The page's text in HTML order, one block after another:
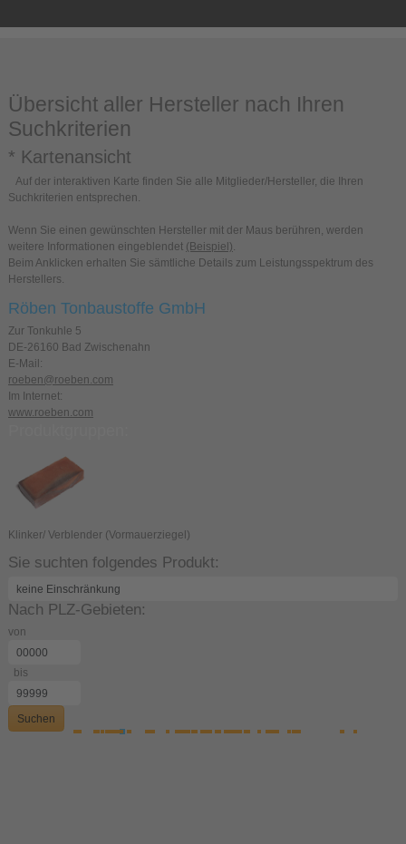
Übersicht aller Hersteller nach Ihren
Suchkriterien
* Kartenansicht
Auf der interaktiven Karte finden Sie alle Mitglieder/Hersteller, die Ihren
Suchkriterien entsprechen.
Wenn Sie einen gewünschten Hersteller mit der Maus berühren, werden
weitere Informationen eingeblendet (Beispiel).
Beim Anklicken erhalten Sie sämtliche Details zum Leistungsspektrum des
Herstellers.
Röben Tonbaustoffe GmbH
Zur Tonkuhle 5
DE-26160 Bad Zwischenahn
E-Mail:
roeben@roeben.com
Im Internet:
www.roeben.com
Klinker/ Verblender (Vormauerziegel)
Sie suchten folgendes Produkt:
Nach PLZ-Gebieten:
von
bis
Suchen